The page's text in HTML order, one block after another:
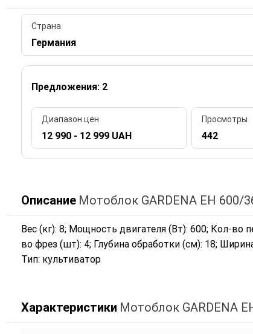
Страна
Германия
Предложения: 2
Диапазон цен
12 990 - 12 999 UAH
Просмотры
442
Описание Мотоблок GARDENA EH 600/
Вес (кг): 8; Мощность двигателя (Вт): 600; Кол-во
во фрез (шт): 4; Глубина обработки (см): 18;
Тип: культиватор
Характеристики Мотоблок GARDENA